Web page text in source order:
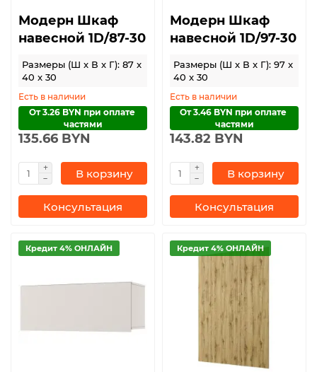
Модерн Шкаф
навесной 1D/87-30
Размеры (Ш x В x Г): 87 x
40 x 30
Есть в наличии
От 3.26 BYN при оплате
частями
135.66 BYN
В корзину
Консультация
Модерн Шкаф
навесной 1D/97-30
Размеры (Ш x В x Г): 97 x
40 x 30
Есть в наличии
От 3.46 BYN при оплате
частями
143.82 BYN
В корзину
Консультация
Кредит 4% ОНЛАЙН Кредит 4% ОНЛАЙН